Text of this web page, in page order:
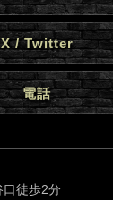
X / Twitter
電話
口徒歩2分